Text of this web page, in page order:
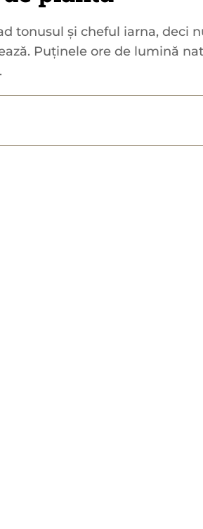
tonusul și cheful iarna, deci
Puținele ore de lumină